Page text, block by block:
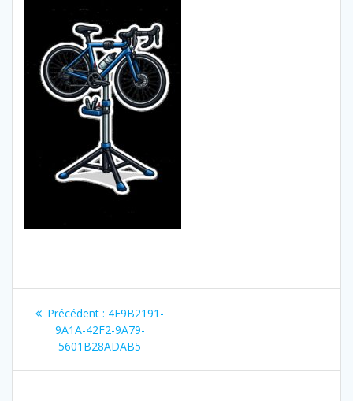
Navigation
l’article
Précédent : Article
précédent
:
4F9B2191-
9A1A-42F2-9A79-
5601B28ADAB5